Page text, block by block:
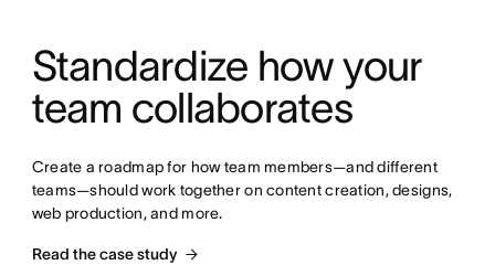
Standardize how your
team collaborates
Create a roadmap for how team members—and different
teams—should work together on content creation, designs,
web production, and more.
Read the case study